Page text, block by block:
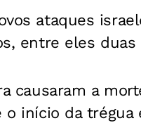
ataques
entre eles duas
causaram a
início da trégua